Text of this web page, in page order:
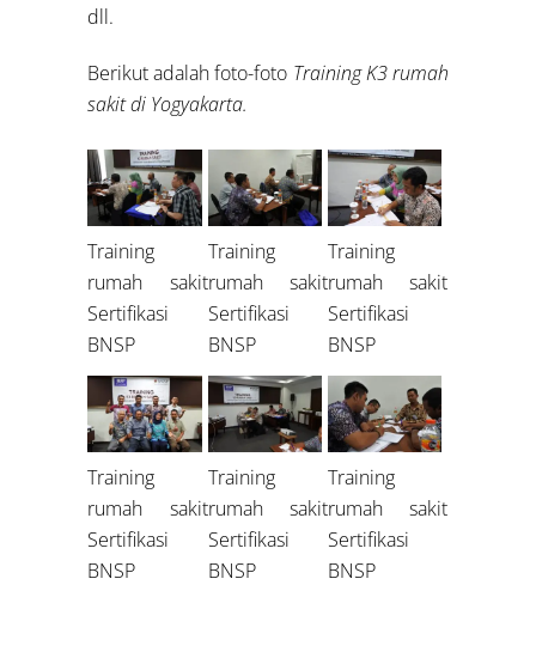
dll.
Berikut adalah foto-foto Training K3 rumah
sakit di Yogyakarta.
Training
rumah sakit
Sertifikasi
BNSP
Training
rumah sakit
Sertifikasi
BNSP
Training
rumah sakit
Sertifikasi
BNSP
Training
rumah sakit
Sertifikasi
BNSP
Training
rumah sakit
Sertifikasi
BNSP
Training
rumah sakit
Sertifikasi
BNSP